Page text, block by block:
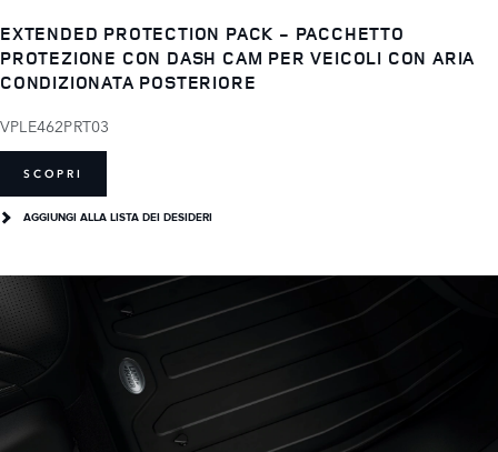
EXTENDED PROTECTION PACK - PACCHETTO
PROTEZIONE CON DASH CAM PER VEICOLI CON ARIA
CONDIZIONATA POSTERIORE
VPLE462PRT03
SCOPRI
AGGIUNGI ALLA LISTA DEI DESIDERI